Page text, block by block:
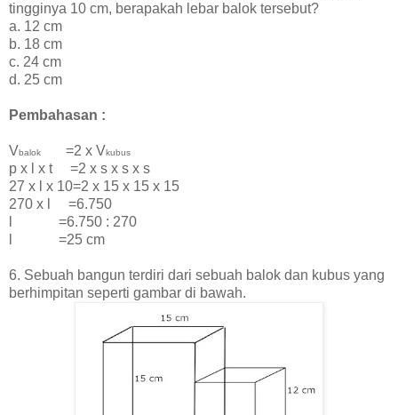
tingginya 10 cm, berapakah lebar balok tersebut?
a. 12 cm
b. 18 cm
c. 24 cm
d. 25 cm
Pembahasan :
Vbalok =2 x Vkubus
p x l x t =2 x s x s x s
27 x l x 10=2 x 15 x 15 x 15
270 x l =6.750
l =6.750 : 270
l =25 cm
6. Sebuah bangun terdiri dari sebuah balok dan kubus yang
berhimpitan seperti gambar di bawah.